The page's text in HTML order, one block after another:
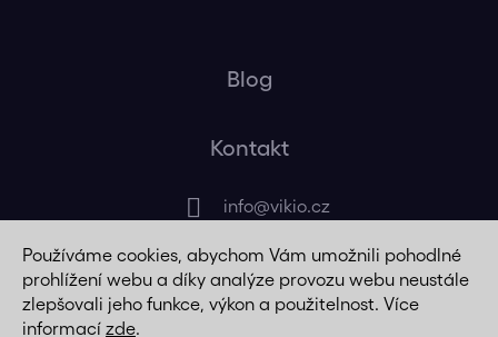
Používáme cookies, abychom Vám umožnili pohodlné
prohlížení webu a díky analýze provozu webu neustále
zlepšovali jeho funkce, výkon a použitelnost. Více
informací zde.
Blog
Kontakt
info@vikio.cz
+420 725 320 508